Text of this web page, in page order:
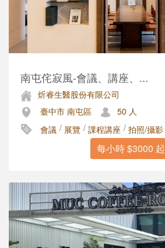
南屯侘寂風-會議、講座、...
炘睿生醫股份有限公司
臺中市 南屯區
50 人
會議 / 展覽 / 課程講座 / 拍照/攝影
每小時 $3000 起